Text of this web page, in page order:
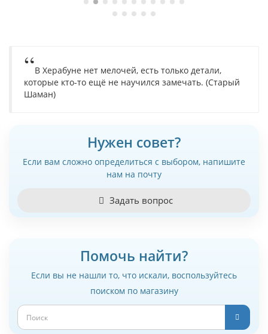
В Херабуне нет мелочей, есть только детали,
которые кто-то ещё не научился замечать. (Старый
Шаман)
Нужен совет?
Если вам сложно определиться с выбором, напишите
нам на почту
Задать вопрос
Помочь найти?
Если вы не нашли то, что искали, воспользуйтесь
поиском по магазину